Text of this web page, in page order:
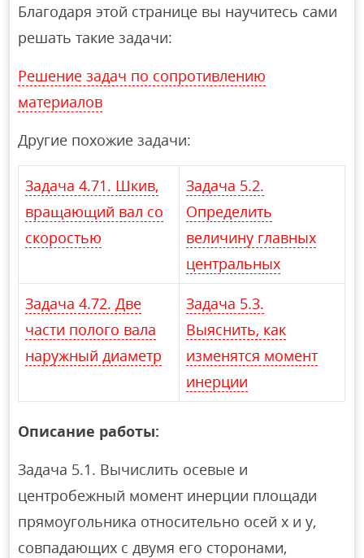
Благодаря этой странице вы научитесь сами
решать такие задачи:
Решение задач по сопротивлению
материалов
Другие похожие задачи:
Задача 4.71. Шкив,
вращающий вал со
скоростью
Задача 5.2.
Определить
величину главных
центральных
Задача 4.72. Две
части полого вала
наружный диаметр
Задача 5.3.
Выяснить, как
изменятся момент
инерции
Описание работы:
Задача 5.1. Вычислить осевые и
центробежный момент инерции площади
прямоугольника относительно осей х и у,
совпадающих с двумя его сторонами,